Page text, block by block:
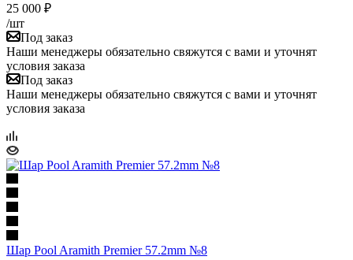
25 000 ₽
/шт
Под заказ
Наши менеджеры обязательно свяжутся с вами и уточнят
условия заказа
Под заказ
Наши менеджеры обязательно свяжутся с вами и уточнят
условия заказа
Шар Pool Aramith Premier 57.2mm №8